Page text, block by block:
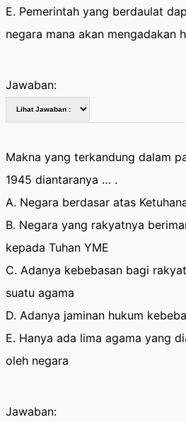
E. Pemerintah yang berdaulat
negara mana akan mengadakan
Jawaban:
Makna yang terkandung dalam
1945 diantaranya … .
A. Negara berdasar atas
B. Negara yang rakyatnya
kepada Tuhan YME
C. Adanya kebebasan bagi
suatu agama
D. Adanya jaminan hukum
E. Hanya ada lima agama yang
oleh negara
Jawaban: